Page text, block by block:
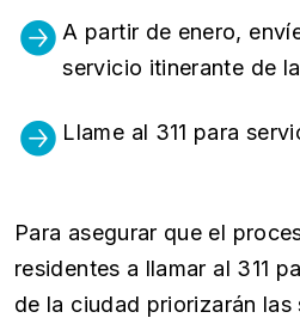
A partir de enero,
servicio itinerante de
Llame al 311 para
Para asegurar que el
residentes a llamar al 311
de la ciudad priorizarán